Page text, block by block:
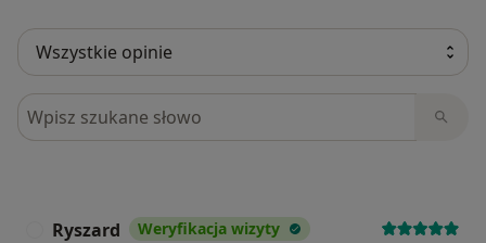
Szukaj w opiniach
Ryszard Weryfikacja wizyty